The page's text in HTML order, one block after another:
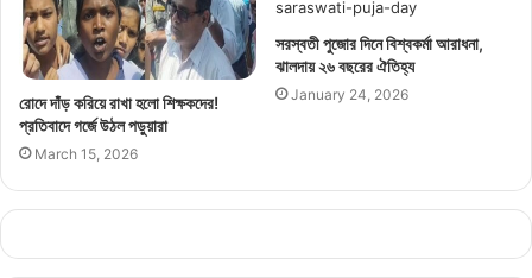
রোদে দাঁড় করিয়ে রাখা হলো শিক্ষকদের!
প্রতিবাদে গর্জে উঠল পড়ুয়ারা
March 15, 2026
সরস্বতী পুজোর দিনে বিশ্বকর্মা আরাধনা,
ঝালদায় ২৬ বছরের ঐতিহ্য
January 24, 2026